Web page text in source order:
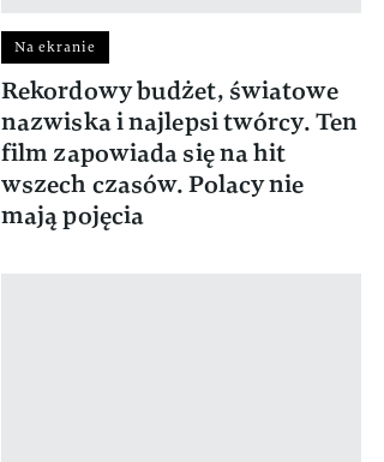
Na ekranie
Rekordowy budżet, światowe
nazwiska i najlepsi twórcy. Ten
film zapowiada się na hit
wszech czasów. Polacy nie
mają pojęcia